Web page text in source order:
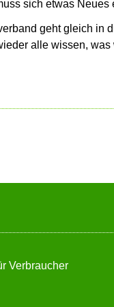
sich etwas Neues
geht gleich in
alle wissen, was
Verbraucher